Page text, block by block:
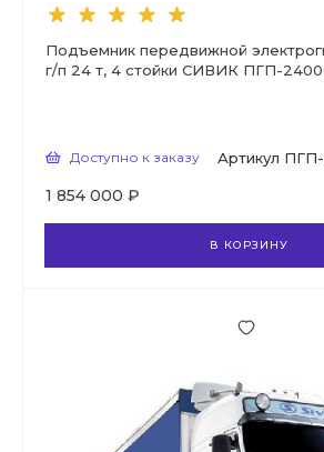
Подъемник передвижной
г/п 24 т, 4 стойки СИВИК ПГП-
Доступно к заказу Артикул
1 854 000 ₽
В КОРЗИНУ